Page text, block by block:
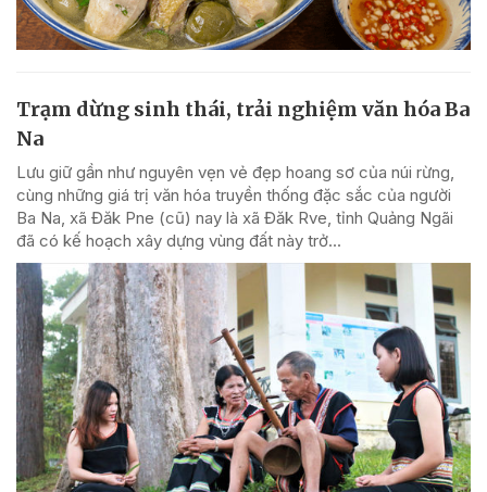
Trạm dừng sinh thái, trải nghiệm văn hóa Ba
Na
Lưu giữ gần như nguyên vẹn vẻ đẹp hoang sơ của núi rừng,
cùng những giá trị văn hóa truyền thống đặc sắc của người
Ba Na, xã Đăk Pne (cũ) nay là xã Đăk Rve, tỉnh Quảng Ngãi
đã có kế hoạch xây dựng vùng đất này trở...